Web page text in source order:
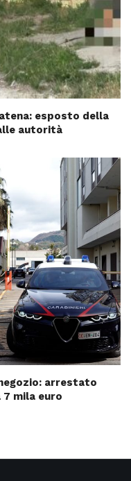
esposto della
autorità
arrestato
mila euro